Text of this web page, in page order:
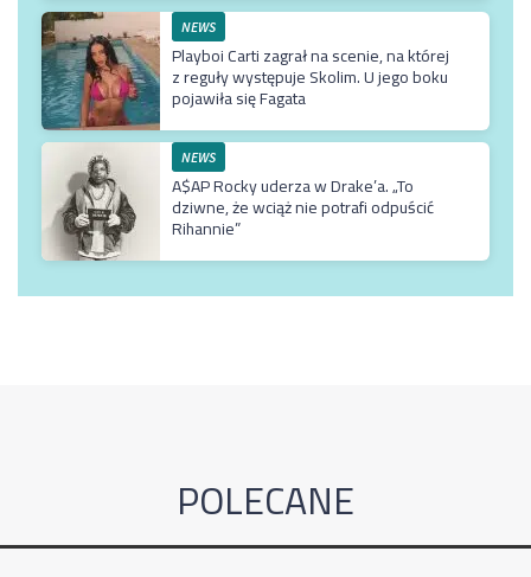
NEWS
Playboi Carti zagrał na scenie, na której
z reguły występuje Skolim. U jego boku
pojawiła się Fagata
NEWS
A$AP Rocky uderza w Drake’a. „To
dziwne, że wciąż nie potrafi odpuścić
Rihannie”
POLECANE